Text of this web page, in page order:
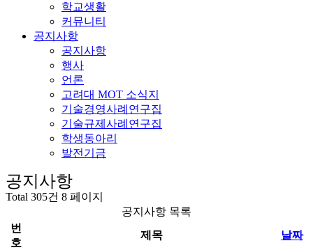
학교생활
커뮤니티
공지사항
공지사항
행사
언론
고려대 MOT 소식지
기술경영사례연구집
기술규제사례연구집
학생동아리
발전기금
공지사항
Total 305건 8 페이지
공지사항 목록
번
호
제목 날짜